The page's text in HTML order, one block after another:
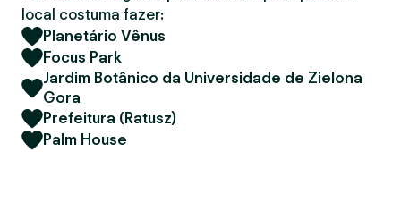
local costuma fazer:
Planetário Vênus
Focus Park
Jardim Botânico da Universidade de Zielona
Gora
Prefeitura (Ratusz)
Palm House